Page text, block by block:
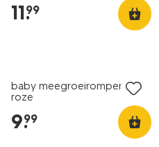
11.
99
baby meegroeiromper rib
roze
9.
99